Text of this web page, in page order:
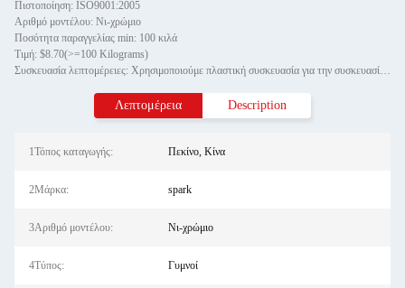
Πιστοποίηση: ISO9001:2005
Αριθμό μοντέλου: Νι-χρώμιο
Ποσότητα παραγγελίας min: 100 κιλά
Τιμή: $8.70(>=100 Kilograms)
Συσκευασία λεπτομέρειες: Χρησιμοποιούμε πλαστική συσκευασία για την συσκευασία του καλωδίου άξονα και η εξωτερική συσκευασία
Λεπτομέρεια Description
1Τόπος καταγωγής: Πεκίνο, Κίνα
2Μάρκα: spark
3Αριθμό μοντέλου: Νι-χρώμιο
4Τύπος: Γυμνοί